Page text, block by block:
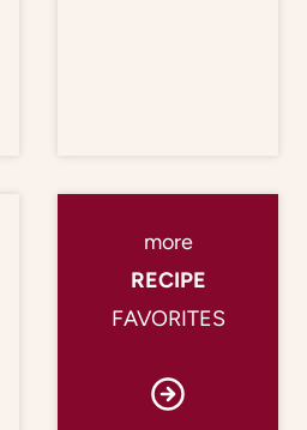
more
RECIPE
FAVORITES